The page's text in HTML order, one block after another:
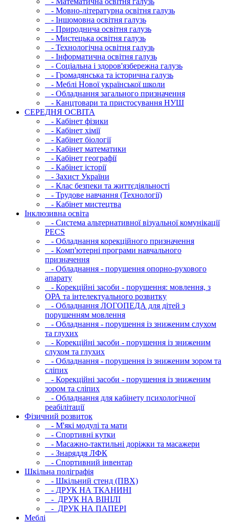
- Мовно-літературна освітня галузь
- Iншомовна освітня галузь
- Природнича освітня галузь
- Мистецька освітня галузь
- Технологічна освітня галузь
- Інфopматична освітня галузь
- Соціальна і здоров'язбережна галузь
- Громадянська та історична галузь
- Меблі Нової української школи
- Обладнання загального призначення
- Канцтовари та пристосування НУШ
СЕРЕДНЯ ОСВIТА
- Кабінет фізики
- Кабінет хімії
- Кабінет біології
- Кабінет математики
- Кабінет географії
- Кабінет історії
- Захист України
- Клас безпеки та життєдіяльності
- Трудове навчання (Технології)
- Кабінет мистецтва
Інклюзивна освіта
- Система альтернативної візуальної комунікації
PECS
- Обладнання корекційного призначення
- Комп'ютерні програми навчального
призначення
- Обладнання - порушення опорно-рухового
апарату
- Корекційні засоби - порушення: мовлення, з
ОРА та інтелектуального розвитку
- Обладнання ЛОГОПЕДА для дітей з
порушенням мовлення
- Обладнання - порушення із зниженим слухом
та глухих
- Корекційні засоби - порушення із зниженим
слухом та глухих
- Обладнання - порушення із зниженим зором та
сліпих
- Корекційні засоби - порушення із зниженим
зором та сліпих
- Обладнання для кабінету психологічної
реабілітації
Фізичний розвиток
- М'які модулi та мати
- Спортивні кутки
- Масажно-тактильні доріжки та масажери
- Знаряддя ЛФК
- Спортивний інвентар
Шкільна поліграфія
- Шкільний стенд (ПВХ)
- ДРУК НА ТКАНИНІ
- ДРУК НА ВІНІЛІ
- ДРУК НА ПАПЕРІ
Меблі